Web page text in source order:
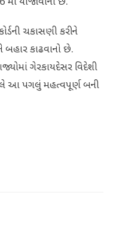
ચકાસણી કરીને
કાઢવાનો છે.
ગેરકાયદેસર વિદેશી
આ પગલું મહત્વપૂર્ણ બની